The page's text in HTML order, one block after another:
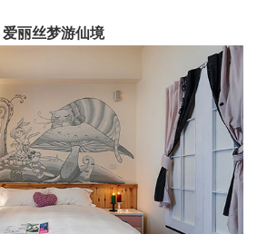
爱丽丝梦游仙境